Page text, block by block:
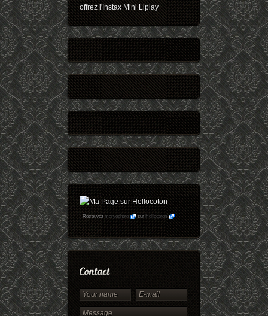
offrez l'Instax Mini Liplay
Retrouvezmaryophoto surHellocoton